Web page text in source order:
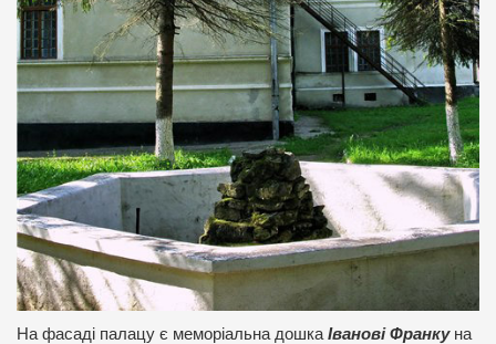
На фасаді палацу є меморіальна дошка Іванові Франкуна